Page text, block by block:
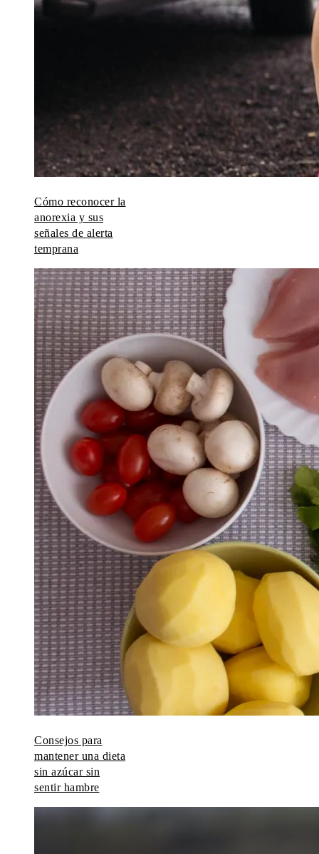
Cómo reconocer la
anorexia y sus
señales de alerta
temprana
Consejos para
mantener una dieta
sin azúcar sin
sentir hambre